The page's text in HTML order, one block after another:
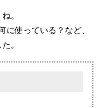
。
使っている？など、
。